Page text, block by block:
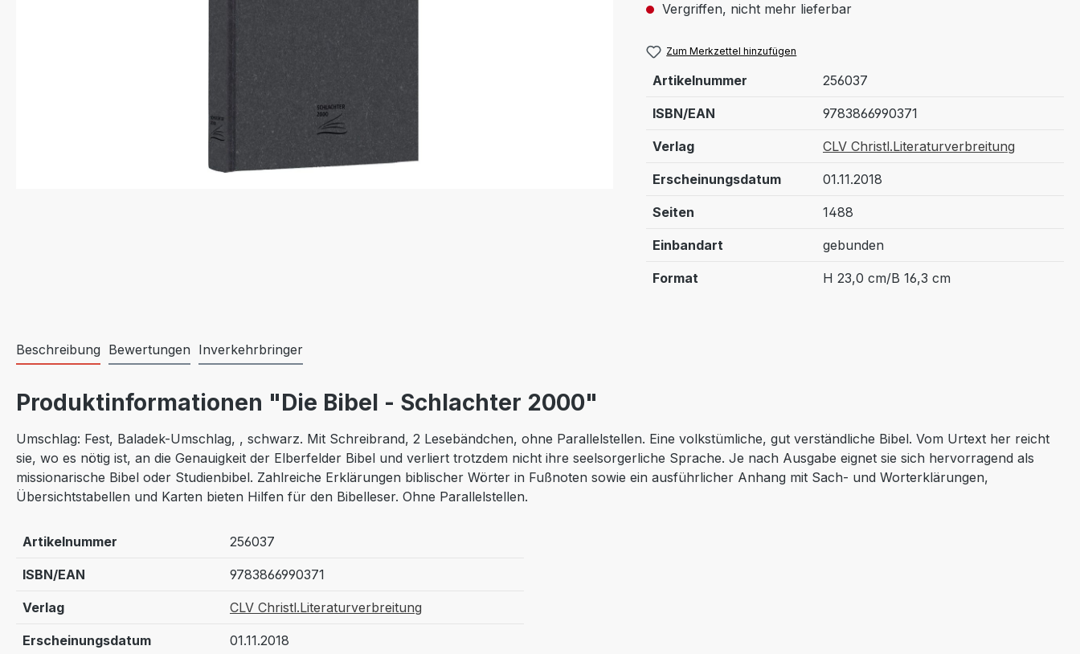
Vergriffen, nicht mehr lieferbar
Zum Merkzettel hinzufügen
Artikelnummer 256037
ISBN/EAN 9783866990371
Verlag CLV Christl.Literaturverbreitung
Erscheinungsdatum 01.11.2018
Seiten 1488
Einbandart gebunden
Format H 23,0 cm/B 16,3 cm
Beschreibung Bewertungen Inverkehrbringer
Produktinformationen "Die Bibel - Schlachter 2000"
Umschlag: Fest, Baladek-Umschlag, , schwarz. Mit Schreibrand, 2 Lesebändchen, ohne Parallelstellen. Eine volkstümliche, gut verständliche Bibel. Vom Urtext her reicht
sie, wo es nötig ist, an die Genauigkeit der Elberfelder Bibel und verliert trotzdem nicht ihre seelsorgerliche Sprache. Je nach Ausgabe eignet sie sich hervorragend als
missionarische Bibel oder Studienbibel. Zahlreiche Erklärungen biblischer Wörter in Fußnoten sowie ein ausführlicher Anhang mit Sach- und Worterklärungen,
Übersichtstabellen und Karten bieten Hilfen für den Bibelleser. Ohne Parallelstellen.
Artikelnummer 256037
ISBN/EAN 9783866990371
Verlag CLV Christl.Literaturverbreitung
Erscheinungsdatum 01.11.2018